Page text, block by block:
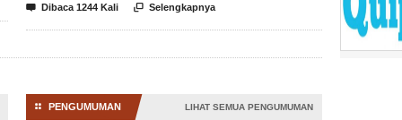
 Dibaca 1244 Kali  Selengkapnya
⚏ PENGUMUMAN LIHAT SEMUA PENGUMUMAN